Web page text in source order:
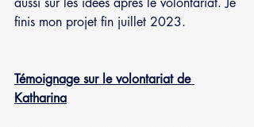
finis mon projet fin juillet 2023.
Témoignage sur le volontariat de
Katharina